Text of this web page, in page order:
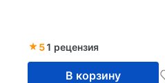
51 рецензия
В корзину